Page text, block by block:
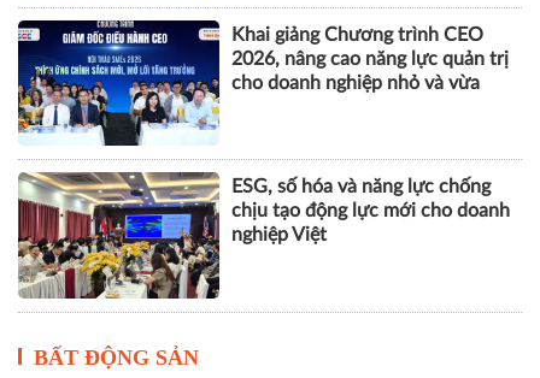
Khai giảng Chương trình CEO
2026, nâng cao năng lực quản trị
cho doanh nghiệp nhỏ và vừa
ESG, số hóa và năng lực chống
chịu tạo động lực mới cho doanh
nghiệp Việt
BẤT ĐỘNG SẢN